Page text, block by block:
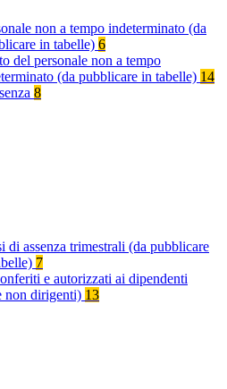
non a tempo indeterminato (da
in tabelle) 6
del personale non a tempo
(da pubblicare in tabelle) 14
8
di assenza trimestrali (da pubblicare
7
e autorizzati ai dipendenti
non dirigenti) 13